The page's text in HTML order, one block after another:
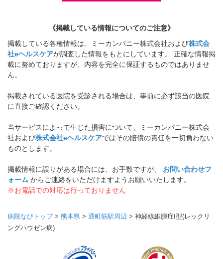
《掲載している情報についてのご注意》
掲載している各種情報は、ミーカンパニー株式会社および株式会
社eヘルスケアが調査した情報をもとにしています。 正確な情報掲
載に努めておりますが、内容を完全に保証するものではありませ
ん。
掲載されている医院を受診される場合は、事前に必ず該当の医院
に直接ご確認ください。
当サービスによって生じた損害について、ミーカンパニー株式会
社および株式会社eヘルスケアではその賠償の責任を一切負わない
ものとします。
掲載情報に誤りがある場合には、お手数ですが、 お問い合わせフ
ォーム からご連絡をいただけますようお願いいたします。
※お電話での対応は行っておりません
病院なびトップ> 熊本県 > 通町筋駅周辺 > 神経線維腫症Ⅰ型(レックリ
ングハウゼン病)